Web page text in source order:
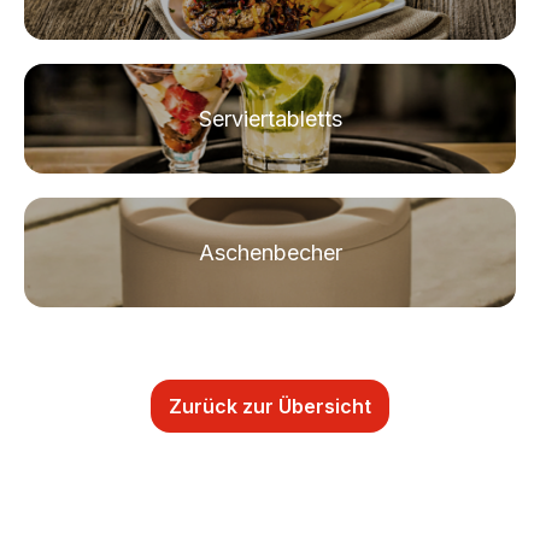
Serviertabletts
Aschenbecher
Zurück zur Übersicht